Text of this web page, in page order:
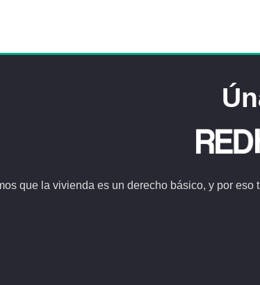
que la vivienda es un derecho básico, y por